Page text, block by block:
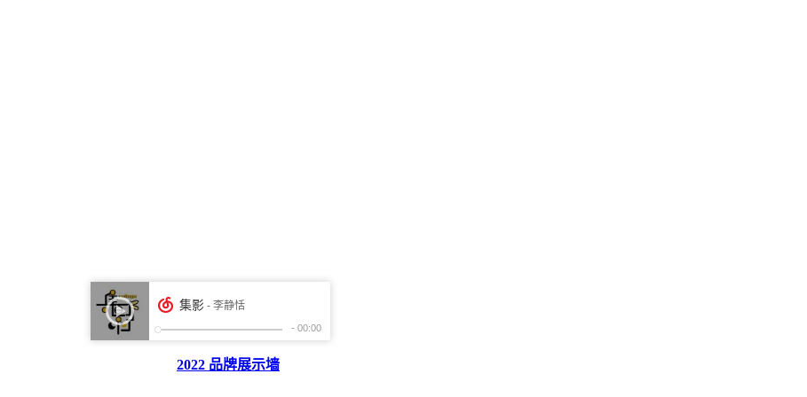
2022 品牌展示墙